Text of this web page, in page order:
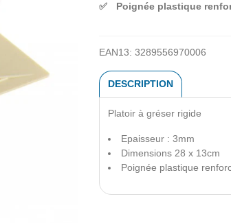
Poignée plastique
EAN13: 3289556970006
DESCRIPTION
Platoir à gréser rigide
Epaisseur : 3mm
Dimensions 28 x 13cm
Poignée plastique